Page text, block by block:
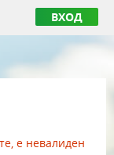
ВХОД
е невалиден